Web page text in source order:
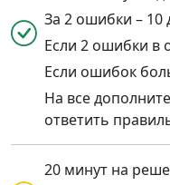
За 2 ошибки – 10
Если 2 ошибки в
Если ошибок
На все
ответить
20 минут на